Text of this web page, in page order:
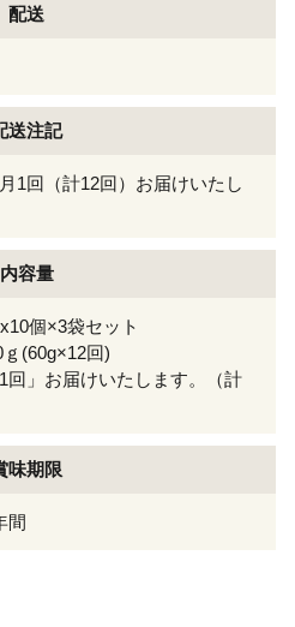
配送
送注記
1回（計12回）お届けいたし
内容量
個×3袋セット
(60g×12回)
回」お届けいたします。（計
味期限
間